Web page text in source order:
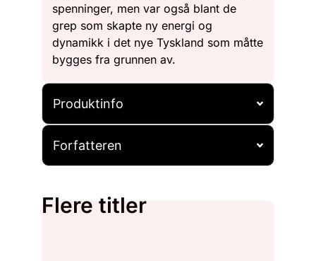
spenninger, men var også blant de
grep som skapte ny energi og
dynamikk i det nye Tyskland som måtte
bygges fra grunnen av.
Produktinfo
Forfatteren
Flere titler